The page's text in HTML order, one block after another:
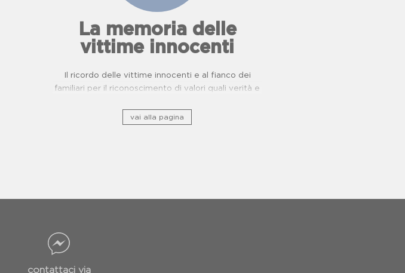
La memoria delle
vittime innocenti
Il ricordo delle vittime innocenti e al fianco dei
familiari per il riconoscimento di valori quali verità e
vai alla pagina
contattaci via